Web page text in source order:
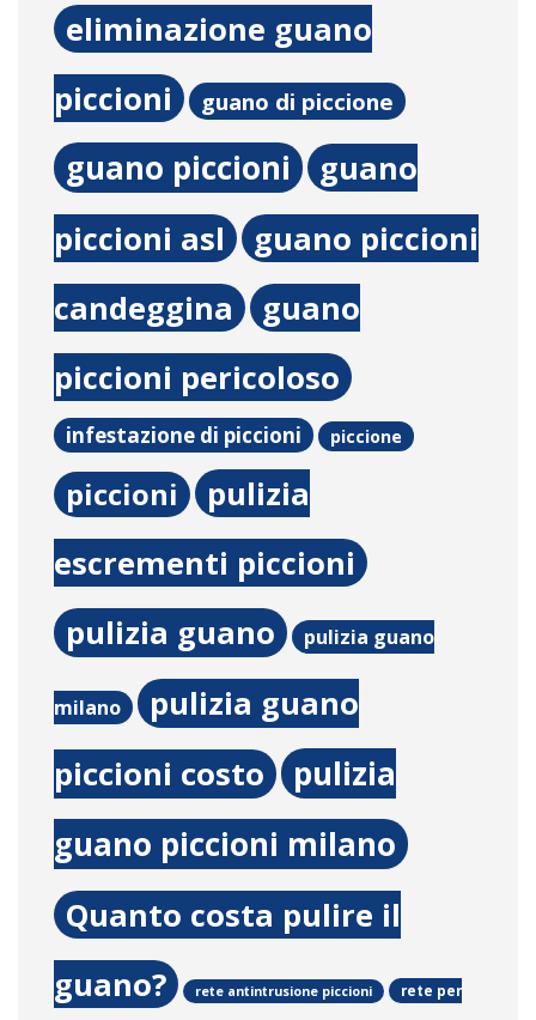
eliminazione guano
piccioni
guano di piccione
guano piccioni
guano
piccioni asl
guano piccioni
candeggina
guano
piccioni pericoloso
infestazione di piccioni piccione
piccioni
pulizia
escrementi piccioni
pulizia guano pulizia guano
milano
pulizia guano
piccioni costo
pulizia
guano piccioni milano
Quanto costa pulire il
guano?
rete antintrusione piccioni rete per